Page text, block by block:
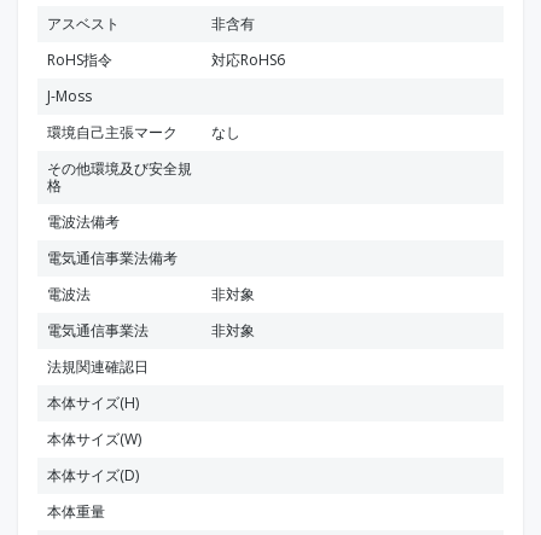
アスベスト
非含有
RoHS指令
対応RoHS6
J-Moss
環境自己主張マーク
なし
その他環境及び安全規
格
電波法備考
電気通信事業法備考
電波法
非対象
電気通信事業法
非対象
法規関連確認日
本体サイズ(H)
本体サイズ(W)
本体サイズ(D)
本体重量